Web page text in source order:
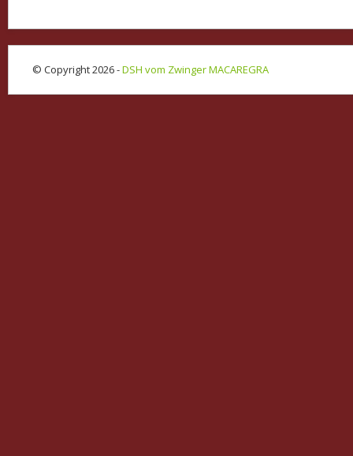
© Copyright 2026 -DSH vom Zwinger MACAREGRA